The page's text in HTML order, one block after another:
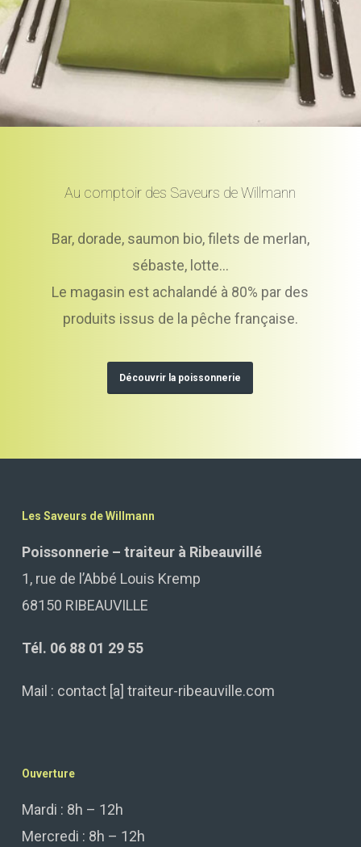
Au comptoir des Saveurs de Willmann
Bar, dorade, saumon bio, filets de merlan,
sébaste, lotte…
Le magasin est achalandé à 80% par des
produits issus de la pêche française.
Découvrir la poissonnerie
Les Saveurs de Willmann
Poissonnerie – traiteur à Ribeauvillé
1, rue de l’Abbé Louis Kremp
68150 RIBEAUVILLE
Tél. 06 88 01 29 55
Mail : contact [a] traiteur-ribeauville.com
Ouverture
Mardi : 8h – 12h
Mercredi : 8h – 12h